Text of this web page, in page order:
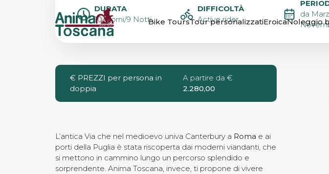
Bike ToursTour personalizzatiEroicaNoleggio
LA VIA FRANCIGENA IN
BICI DA LUCCA A ROMA
DURATA
10 Giorni/9 Notti
DIFFICOLTÀ
Active rider
da
€ PREZZI per persona in
doppia
A partire da €
2.280,00
L’antica Via che nel medioevo univa Canterbury a Roma e ai
porti della Puglia è stata riscoperta dai moderni viandanti, che
si mettono in cammino lungo un percorso splendido e
sorprendente. Anima Toscana, invece, ti propone di vivere